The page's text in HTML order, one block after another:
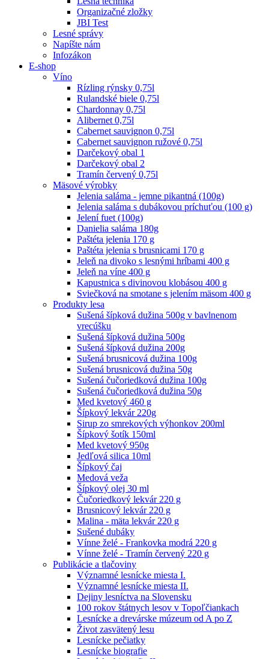
Organizačné zložky
JBI Test
Lesné správy
Napíšte nám
Infozákon
E-shop
Víno
Rízling rýnsky 0,75l
Rulandské biele 0,75l
Chardonnay 0,75l
Alibernet 0,75l
Cabernet sauvignon 0,75l
Cabernet sauvignon ružové 0,75l
Darčekový obal 1
Darčekový obal 2
Tramín červený 0,75l
Mäsové výrobky
Jelenia saláma - jemne pikantná (100g)
Jelenia saláma s dubákovou príchuťou (100 g)
Jelení fuet (100g)
Danielia saláma 180g
Paštéta jelenia 170 g
Paštéta jelenia s brusnicami 170 g
Jeleň na divoko s lesnými hríbami 400 g
Jeleň na víne 400 g
Kapustnica s divinovou klobásou 400 g
Sviečková na smotane s jelením mäsom 400 g
Produkty lesa
Sušená šípková dužina 500g v bavlnenom
vrecúšku
Sušená šípková dužina 500g
Sušená šípková dužina 200g
Sušená brusnicová dužina 100g
Sušená brusnicová dužina 50g
Sušená čučoriedková dužina 100g
Sušená čučoriedková dužina 50g
Med kvetový 460 g
Šípkový lekvár 220g
Sirup zo smrekových výhonkov 200ml
Šípkový šotík 150ml
Med kvetový 950g
Jedľová silica 10ml
Šípkový čaj
Medová veža
Šípkový olej 30 ml
Čučoriedkový lekvár 220 g
Brusnicový lekvár 220 g
Malina - mäta lekvár 220 g
Sušené dubáky
Vínne želé - Frankovka modrá 220 g
Vínne želé - Tramín červený 220 g
Publikácie a tlačoviny
Významné lesnícke miesta I.
Významné lesnícke miesta II.
Dejiny lesníctva na Slovensku
100 rokov štátnych lesov v Topoľčiankach
Lesnícke a drevárske múzeum od A po Z
Život zasvätený lesu
Lesnícke pečiatky
Lesnícke biografie